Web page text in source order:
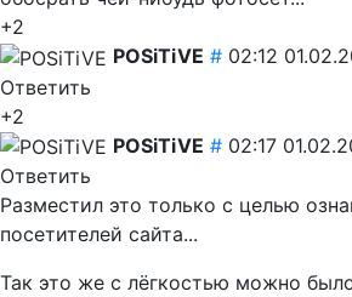
+2
POSiTiVE # 02:12
Ответить
+2
POSiTiVE # 02:17
Ответить
Разместил это только с целью
посетителей сайта...
Так это же с лёгкостью можно